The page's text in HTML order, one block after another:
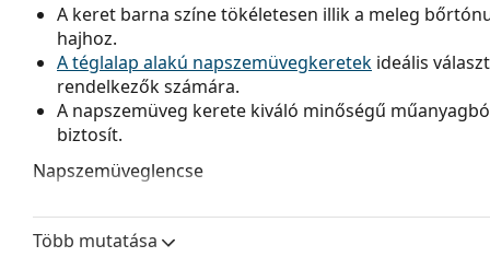
A keret barna színe tökéletesen illik a meleg
hajhoz.
A téglalap alakú napszemüvegkeretek ideális
rendelkezők számára.
A napszemüveg kerete kiváló minőségű
biztosít.
Napszemüveglencse
biztosítanak. Sokoldalúak és rövidlátóknak ajánlottak.
Több mutatása